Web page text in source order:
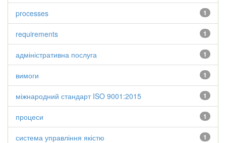
1
processes
1
requirements
1
адміністративна послуга
1
вимоги
1
міжнародний стандарт ISO 9001:2015
1
процеси
1
система управління якістю